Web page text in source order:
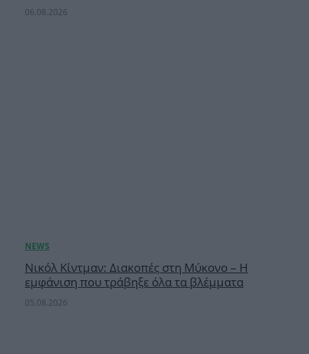
06.08.2026
Νικόλ Κίντμαν: Διακοπές στη Μύκονο – Η
εμφάνιση που τράβηξε όλα τα βλέμματα
05.08.2026